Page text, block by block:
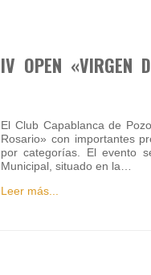
IV OPEN «VIRGEN
El Club Capablanca de
Rosario» con importantes
por categorías. El evento
Municipal, situado en la…
Leer más...